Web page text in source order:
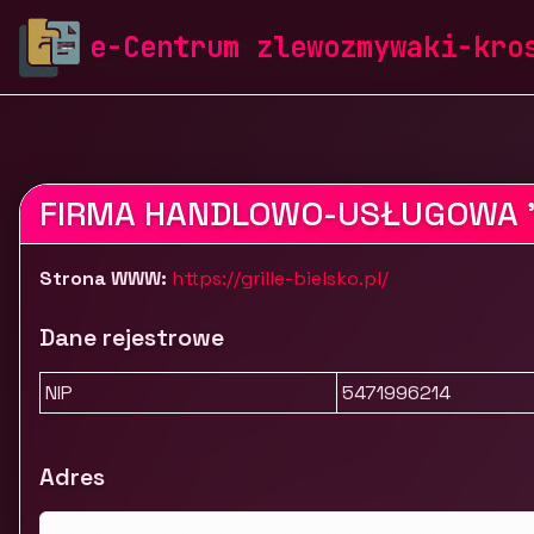
e-Centrum zlewozmywaki-
zlewozmywaki-krosch.pl Firmy Dom i ogród
Internetowy sklep z grillami | Grille-bielsko.pl
FIRMA HANDLOWO-
Strona WWW: https://grille-bielsko.pl/
Dane rejestrowe
NIP 5471996214
Adres